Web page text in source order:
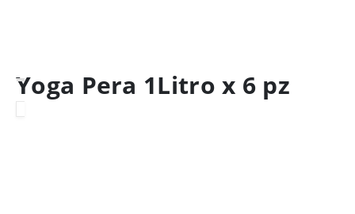
Yoga Pera 1Litro x 6 pz